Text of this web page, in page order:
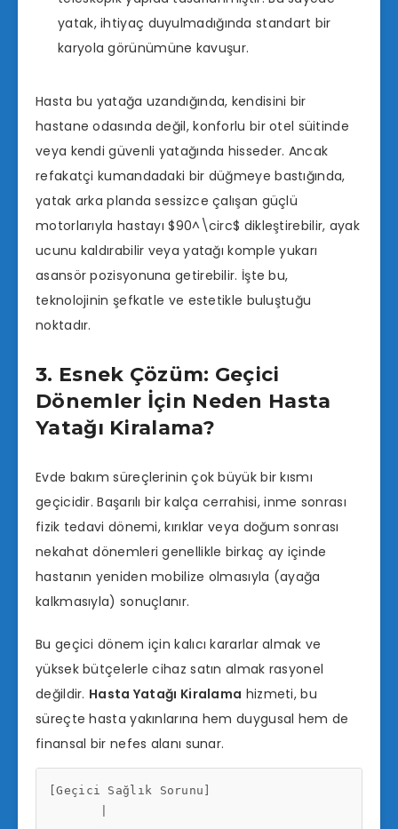
yatak, ihtiyaç duyulmadığında standart bir
karyola görünümüne kavuşur.
Hasta bu yatağa uzandığında, kendisini bir
hastane odasında değil, konforlu bir otel süitinde
veya kendi güvenli yatağında hisseder. Ancak
refakatçi kumandadaki bir düğmeye bastığında,
yatak arka planda sessizce çalışan güçlü
motorlarıyla hastayı$90^\circ$ dikleştirebilir, ayak
ucunu kaldırabilir veya yatağı komple yukarı
asansör pozisyonuna getirebilir. İşte bu,
teknolojinin şefkatle ve estetikle buluştuğu
noktadır.
3. Esnek Çözüm: Geçici
Dönemler İçin Neden Hasta
Yatağı Kiralama?
Evde bakım süreçlerinin çok büyük bir kısmı
geçicidir. Başarılı bir kalça cerrahisi, inme sonrası
fizik tedavi dönemi, kırıklar veya doğum sonrası
nekahat dönemleri genellikle birkaç ay içinde
hastanın yeniden mobilize olmasıyla (ayağa
kalkmasıyla) sonuçlanır.
Bu geçici dönem için kalıcı kararlar almak ve
yüksek bütçelerle cihaz satın almak rasyonel
değildir. Hasta Yatağı Kiralama hizmeti, bu
süreçte hasta yakınlarına hem duygusal hem de
finansal bir nefes alanı sunar.
[Geçici Sağlık Sorunu]